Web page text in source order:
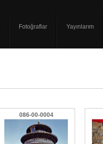
Fotoğraflar Yayınlarım
086-00-0004